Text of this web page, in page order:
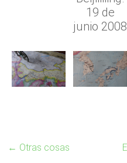
19 de
junio 2008
← Otras cosas